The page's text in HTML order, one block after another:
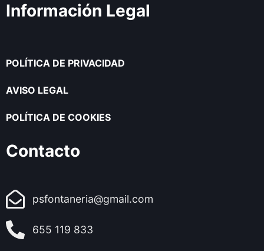
Información Legal
POLÍTICA DE PRIVACIDAD
AVISO LEGAL
POLÍTICA DE COOKIES
Contacto
psfontaneria@gmail.com
655 119 833